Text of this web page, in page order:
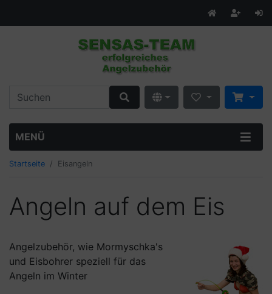
MENÜ
Startseite Eisangeln
Angeln auf dem Eis
Angelzubehör, wie Mormyschka's
und Eisbohrer speziell für das
Angeln im Winter